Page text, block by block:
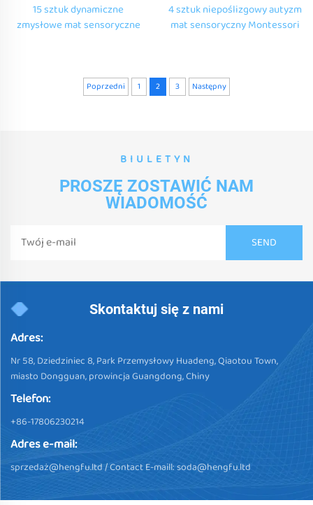
15 sztuk dynamiczne
zmysłowe mat sensoryczne
podłogowe
4 sztuk niepoślizgowy autyzm
mat sensoryczny Montessori
zabawki dla dzieci z autyzmem
Poprzedni 1 2 3 Następny
BIULETYN
PROSZĘ ZOSTAWIĆ NAM
WIADOMOŚĆ
Skontaktuj się z nami
Adres:
Nr 58, Dziedziniec 8, Park Przemysłowy Huadeng, Qiaotou Town,
miasto Dongguan, prowincja Guangdong, Chiny
Telefon:
+86-17806230214
Adres e-mail:
sprzedaż@hengfu.ltd/ Contact E-maill:soda@hengfu.ltd